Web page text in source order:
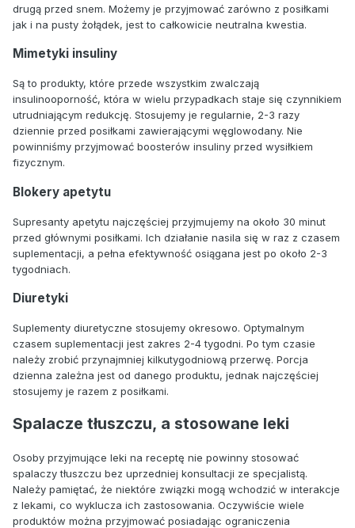
drugą przed snem. Możemy je przyjmować zarówno z posiłkami
jak i na pusty żołądek, jest to całkowicie neutralna kwestia.
Mimetyki insuliny
Są to produkty, które przede wszystkim zwalczają
insulinooporność, która w wielu przypadkach staje się czynnikiem
utrudniającym redukcję. Stosujemy je regularnie, 2-3 razy
dziennie przed posiłkami zawierającymi węglowodany. Nie
powinniśmy przyjmować boosterów insuliny przed wysiłkiem
fizycznym.
Blokery apetytu
Supresanty apetytu najczęściej przyjmujemy na około 30 minut
przed głównymi posiłkami. Ich działanie nasila się w raz z czasem
suplementacji, a pełna efektywność osiągana jest po około 2-3
tygodniach.
Diuretyki
Suplementy diuretyczne stosujemy okresowo. Optymalnym
czasem suplementacji jest zakres 2-4 tygodni. Po tym czasie
należy zrobić przynajmniej kilkutygodniową przerwę. Porcja
dzienna zależna jest od danego produktu, jednak najczęściej
stosujemy je razem z posiłkami.
Spalacze tłuszczu, a stosowane leki
Osoby przyjmujące leki na receptę nie powinny stosować
spalaczy tłuszczu bez uprzedniej konsultacji ze specjalistą.
Należy pamiętać, że niektóre związki mogą wchodzić w interakcje
z lekami, co wyklucza ich zastosowania. Oczywiście wiele
produktów można przyjmować posiadając ograniczenia